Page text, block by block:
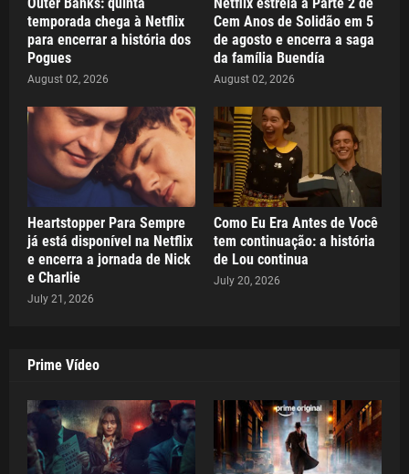
Outer Banks: quinta
temporada chega à Netflix
para encerrar a história dos
Pogues
August 02, 2026
Netflix estreia a Parte 2 de
Cem Anos de Solidão em 5
de agosto e encerra a saga
da família Buendía
August 02, 2026
Heartstopper Para Sempre
já está disponível na Netflix
e encerra a jornada de Nick
e Charlie
July 21, 2026
Como Eu Era Antes de Você
tem continuação: a história
de Lou continua
July 20, 2026
Prime Vídeo